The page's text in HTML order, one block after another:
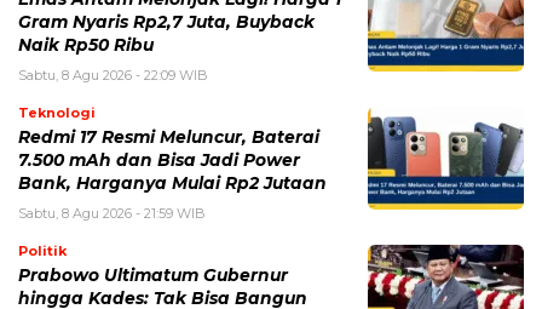
Gram Nyaris Rp2,7 Juta, Buyback
Naik Rp50 Ribu
Sabtu, 8 Agu 2026 - 22:09 WIB
Teknologi
Redmi 17 Resmi Meluncur, Baterai
7.500 mAh dan Bisa Jadi Power
Bank, Harganya Mulai Rp2 Jutaan
Sabtu, 8 Agu 2026 - 21:59 WIB
Politik
Prabowo Ultimatum Gubernur
hingga Kades: Tak Bisa Bangun